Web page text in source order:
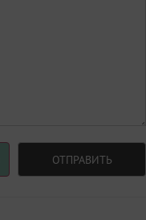
ОТПРАВИТЬ